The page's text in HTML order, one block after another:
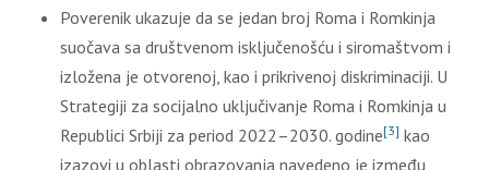
Poverenik ukazuje da se jedan broj Roma i Romkinja
suočava sa društvenom isključenošću i siromaštvom i
izložena je otvorenoj, kao i prikrivenoj diskriminaciji. U
Strategiji za socijalno uključivanje Roma i Romkinja u
Republici Srbiji za period 2022–2030. godine[3] kao
izazovi u oblasti obrazovanja navedeno je između